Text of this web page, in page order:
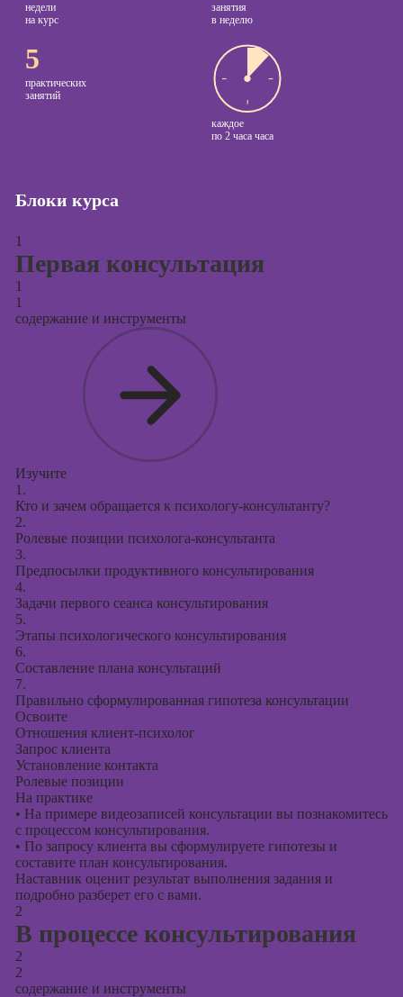
продюсирования
Курсы создания
недели
на курс
занятия
в неделю
5
практических
занятий
каждое
по 2 часа часа
Блоки курса
1
Первая консультация
1
1
содержание и инструменты
Изучите
1.
Кто и зачем обращается к психологу-консультанту?
2.
Ролевые позиции психолога-консультанта
3.
Предпосылки продуктивного консультирования
4.
Задачи первого сеанса консультирования
5.
Этапы психологического консультирования
6.
Составление плана консультаций
7.
Правильно сформулированная гипотеза консультации
Освоите
Отношения клиент-психолог
Запрос клиента
Установление контакта
Ролевые позиции
На практике
• На примере видеозаписей консультации вы познакомитесь
с процессом консультирования.
• По запросу клиента вы сформулируете гипотезы и
составите план консультирования.
Наставник оценит результат выполнения задания и
подробно разберет его с вами.
2
В процессе консультирования
2
2
содержание и инструменты